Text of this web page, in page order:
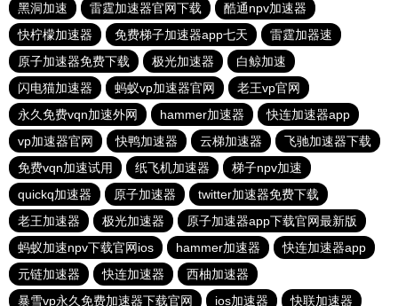
黑洞加速
雷霆加速器官网下载
酷通npv加速器
快柠檬加速器
免费梯子加速器app七天
雷霆加器速
原子加速器免费下载
极光加速器
白鲸加速
闪电猫加速器
蚂蚁vp加速器官网
老王vp官网
永久免费vqn加速外网
hammer加速器
快连加速器app
vp加速器官网
快鸭加速器 云梯加速器
飞驰加速器下载
免费vqn加速试用
纸飞机加速器
梯子npv加速
quickq加速器
原子加速器
twitter加速器免费下载
老王加速器
极光加速器
原子加速器app下载官网最新版
蚂蚁加速npv下载官网ios
hammer加速器
快连加速器app
元链加速器
快连加速器
西柚加速器
暴雪vp永久免费加速器下载官网
ios加速器 快联加速器